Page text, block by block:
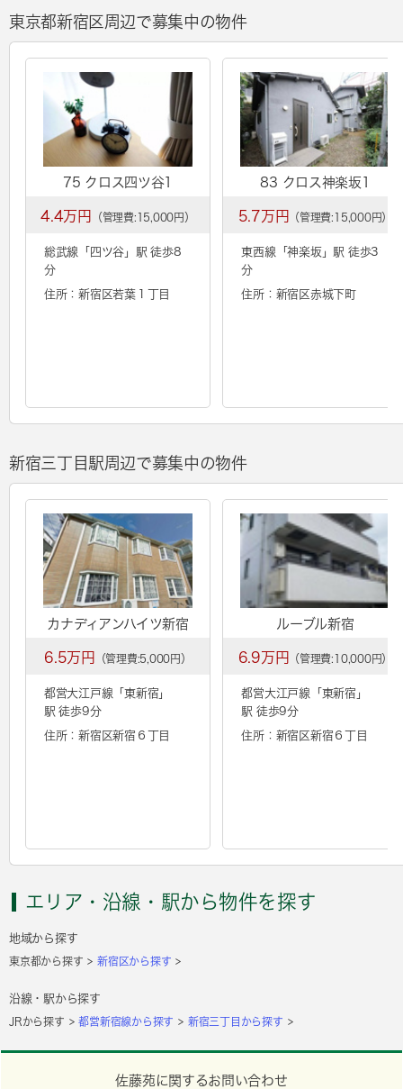
東京都新宿区周辺で募集中の物件
75 クロス四ツ谷1
4.4万円 （管理費:15,000円）
総武線「 四ツ谷 」駅 徒歩8
分
住所：新宿区若葉１丁目
83 クロス神楽坂1
5.7万円 （管理費:15,000円）
東西線「神楽坂 」駅 徒歩3
分
住所：新宿区赤城下町
新宿三丁目駅周辺で募集中の物件
カナディアンハイツ新宿
6.5万円 （管理費:5,000円）
都営大江戸線「東新宿 」
駅 徒歩9分
住所：新宿区新宿６丁目
ルーブル新宿
6.9万円 （管理費:10,000円）
都営大江戸線「 東新宿 」
駅 徒歩9分
住所：新宿区新宿６丁目
エリア・沿線・駅から物件を探す
地域から探す
東京都から探す 新宿区から探す
沿線・駅から探す
JRから探す 都営新宿線から探す 新宿三丁目から探す
佐藤苑に関するお問い合わせ